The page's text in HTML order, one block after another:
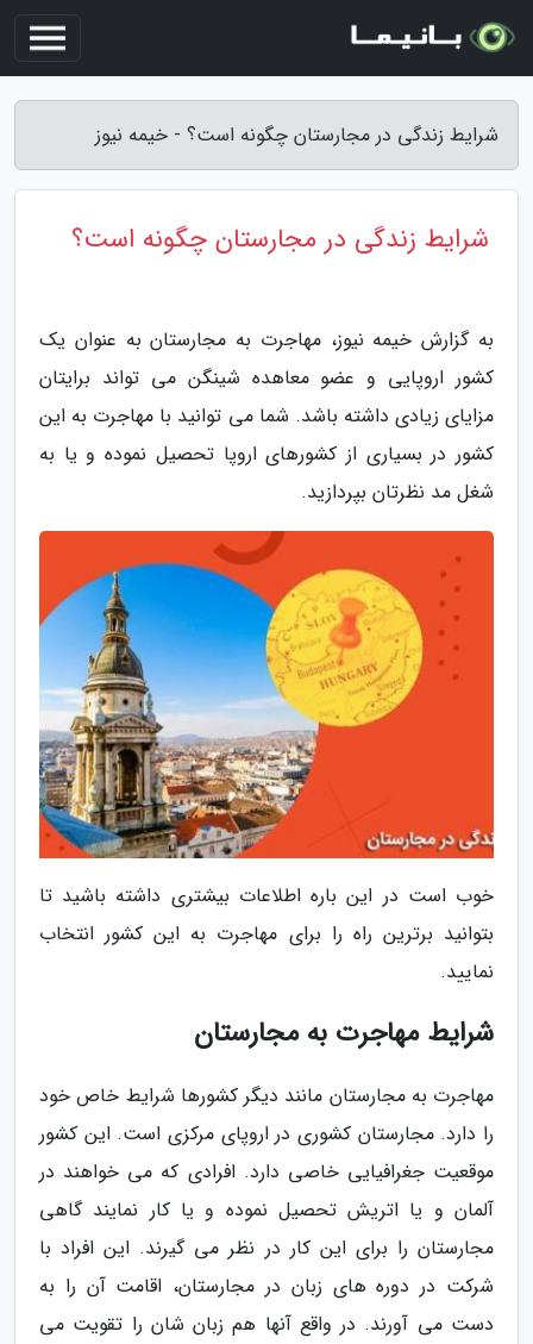
شرایط زندگی در مجارستان چگونه است؟ - خیمه نیوز
شرایط زندگی در مجارستان چگونه است؟
به گزارش خیمه نیوز، مهاجرت به مجارستان به عنوان یک
کشور اروپایی و عضو معاهده شینگن می تواند برایتان
مزایای زیادی داشته باشد. شما می توانید با مهاجرت به این
کشور در بسیاری از کشورهای اروپا تحصیل نموده و یا به
شغل مد نظرتان بپردازید.
خوب است در این باره اطلاعات بیشتری داشته باشید تا
بتوانید برترین راه را برای مهاجرت به این کشور انتخاب
نمایید.
شرایط مهاجرت به مجارستان
مهاجرت به مجارستان مانند دیگر کشورها شرایط خاص خود
را دارد. مجارستان کشوری در اروپای مرکزی است. این کشور
موقعیت جغرافیایی خاصی دارد. افرادی که می خواهند در
آلمان و یا اتریش تحصیل نموده و یا کار نمایند گاهی
مجارستان را برای این کار در نظر می گیرند. این افراد با
شرکت در دوره های زبان در مجارستان، اقامت آن را به
دست می آورند. در واقع آنها هم زبان شان را تقویت می